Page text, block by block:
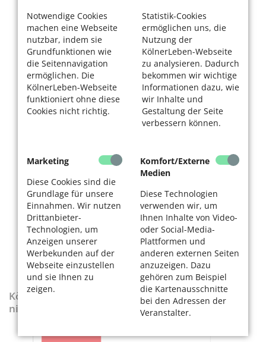
Notwendige Cookies
machen eine Webseite
nutzbar, indem sie
Grundfunktionen wie
die Seitennavigation
ermöglichen. Die
KölnerLeben-Webseite
funktioniert ohne diese
Cookies nicht richtig.
Statistik-Cookies
ermöglichen uns, die
Nutzung der
KölnerLeben-Webseite
zu analysieren. Dadurch
bekommen wir wichtige
Informationen dazu, wie
wir Inhalte und
Gestaltung der Seite
verbessern können.
Marketing
Diese Cookies sind die
Grundlage für unsere
Einnahmen. Wir nutzen
Drittanbieter-
Technologien, um
Anzeigen unserer
Werbekunden auf der
Webseite einzustellen
und sie Ihnen zu
zeigen.
Komfort/Externe
Medien
Diese Technologien
verwenden wir, um
Ihnen Inhalte von Video-
oder Social-Media-
Plattformen und
anderen externen Seiten
anzuzeigen. Dazu
gehören zum Beispiel
die Kartenausschnitte
bei den Adressen der
Veranstalter.
KölnerLeben-Sonderausgabe „Wenn die Rente
nicht reicht“